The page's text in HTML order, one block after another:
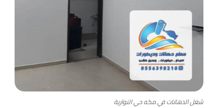
شغل الدهانات في مكه حي النوارية